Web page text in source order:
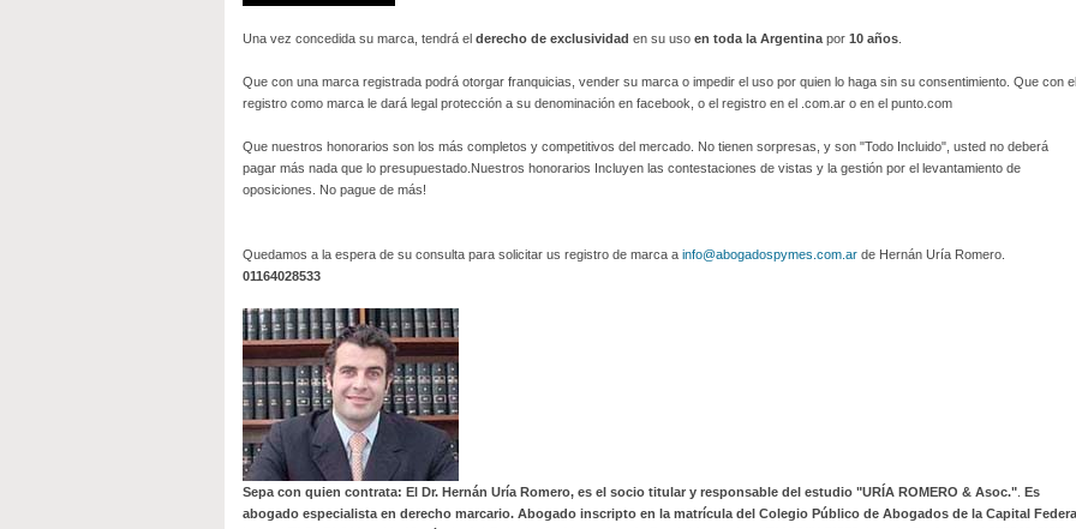
Una vez concedida su marca, tendrá el derecho de exclusividad en su uso en toda la Argentina por 10 años
Que con una marca registrada podrá otorgar franquicias, vender su marca o impedir el uso por quien lo haga sin su consentimiento. Que con el
registro como marca le dará legal protección a su denominación en facebook, o el registro en el .com.ar o en el punto.com
Que nuestros honorarios son los más completos y competitivos del mercado. No tienen sorpresas, y son "Todo Incluido", usted no deberá
pagar más nada que lo presupuestado.Nuestros honorarios Incluyen las contestaciones de vistas y la gestión por el levantamiento de
oposiciones. No pague de más!
Quedamos a la espera de su consulta para solicitar us registro de marca a info@abogadospymes.com.ar de Hernán Uría Romero.
01164028533
Sepa con quien contrata: El Dr. Hernán Uría Romero, es el socio titular y responsable del estudio "URÍA ROMERO & Asoc." Es
abogado especialista en derecho marcario. Abogado inscripto en la matrícula del Colegio Público de Abogados de la Capital